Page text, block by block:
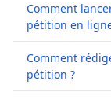
Comment
pétition en
Comment
pétition ?